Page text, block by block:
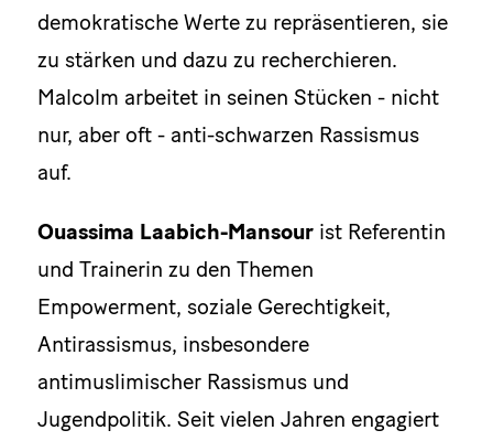
demokratische Werte zu repräsentieren, sie
zu stärken und dazu zu recherchieren.
Malcolm arbeitet in seinen Stücken - nicht
nur, aber oft - anti-schwarzen Rassismus
auf.
Ouassima Laabich-Mansour ist Referentin
und Trainerin zu den Themen
Empowerment, soziale Gerechtigkeit,
Antirassismus, insbesondere
antimuslimischer Rassismus und
Jugendpolitik. Seit vielen Jahren engagiert